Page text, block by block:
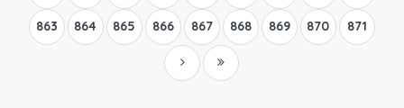
863 864 865 866 867 868 869 870 871